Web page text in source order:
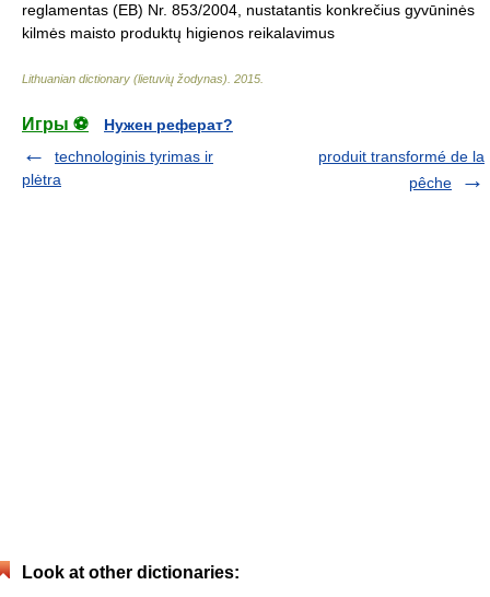
reglamentas (EB) Nr. 853/2004, nustatantis konkrečius gyvūninės
kilmės maisto produktų higienos reikalavimus
Lithuanian dictionary (lietuvių žodynas) 2015
Игры ⚽
Нужен реферат?
technologinis tyrimas ir
plėtra
produit transformé de la
pêche
Look at other dictionaries: